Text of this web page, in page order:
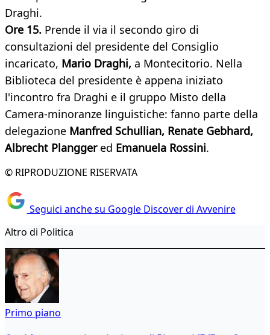
Draghi.
Ore 15. Prende il via il secondo giro di
consultazioni del presidente del Consiglio
incaricato, Mario Draghi, a Montecitorio. Nella
Biblioteca del presidente è appena iniziato
l'incontro fra Draghi e il gruppo Misto della
Camera-minoranze linguistiche: fanno parte della
delegazione Manfred Schullian, Renate Gebhard,
Albrecht Planggered Emanuela Rossini.
© RIPRODUZIONE RISERVATA
Seguici anche su Google Discover di Avvenire
Altro di Politica
Primo piano